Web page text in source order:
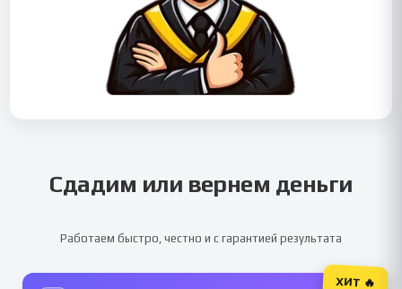
Сдадим или вернем деньги
Работаем быстро, честно и с гарантией результата
ХИТ 🔥